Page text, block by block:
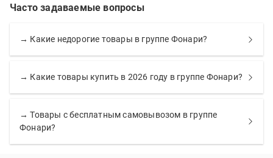
Часто задаваемые вопросы
→ Какие недорогие товары в группе Фонари?
→ Какие товары купить в 2026 году в группе Фонари?
→ Товары с бесплатным самовывозом в группе
Фонари?